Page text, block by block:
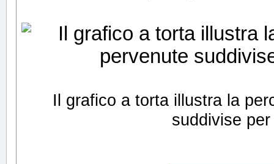
Il grafico a torta illustra la
suddivise